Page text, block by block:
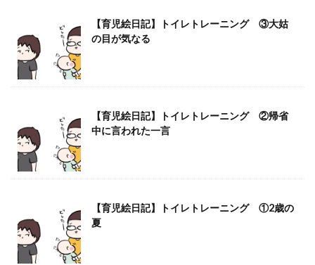
【育児絵日記】トイレトレーニング ③大姑
の目が気なる
【育児絵日記】トイレトレーニング ②帰省
中に言われた一言
【育児絵日記】トイレトレーニング ①2歳の
夏